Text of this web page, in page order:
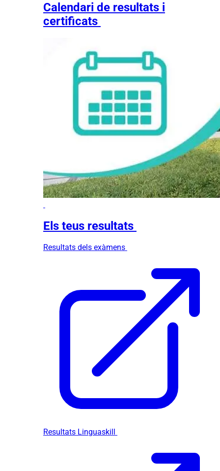
Calendari de resultats i
certificats
Els teus resultats
Resultats dels exàmens
Resultats Linguaskill